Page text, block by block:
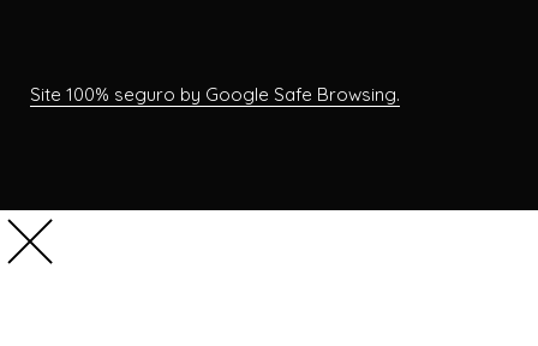
Site 100% seguro by Google Safe Browsing.